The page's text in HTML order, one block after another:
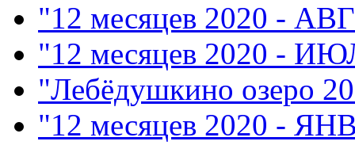
"12 месяцев 2020 -
"12 месяцев 2020 -
"Лебёдушкино озеро
"12 месяцев 2020 -